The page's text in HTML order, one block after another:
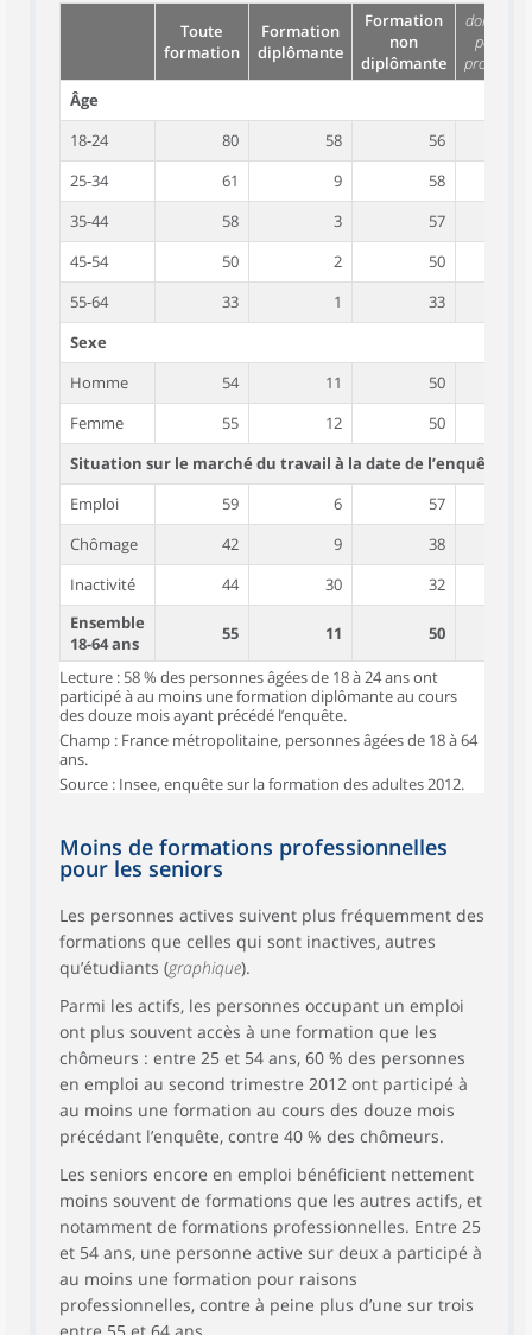
Toute
formation
Formation
diplômante
Formation
non
diplômante
dont
pour
Âge
18-24
80 58
56
25-34
61 9
58
35-44
58 3
57
45-54
50 2
50
55-64
33 1
33
Sexe
Homme
54 11
50
Femme
55 12
50
Situation sur le marché du travail à la date de l’enquête
Emploi
59 6
57
Chômage
42 9
38
Inactivité
44 30
32
Ensemble
18-64 ans
55 11 50
Lecture : 58 % des personnes âgées de 18 à 24 ans ont
participé à au moins une formation diplômante au cours
des douze mois ayant précédé l’enquête.
Champ : France métropolitaine, personnes âgées de 18 à 64
ans.
Source : Insee, enquête sur la formation des adultes 2012.
Moins de formations professionnelles
pour les seniors
Les personnes actives suivent plus fréquemment des
formations que celles qui sont inactives, autres
qu’étudiants (graphique).
Parmi les actifs, les personnes occupant un emploi
ont plus souvent accès à une formation que les
chômeurs : entre 25 et 54 ans, 60 % des personnes
en emploi au second trimestre 2012 ont participé à
au moins une formation au cours des douze mois
précédant l’enquête, contre 40 % des chômeurs.
Les seniors encore en emploi bénéficient nettement
moins souvent de formations que les autres actifs, et
notamment de formations professionnelles. Entre 25
et 54 ans, une personne active sur deux a participé à
au moins une formation pour raisons
professionnelles, contre à peine plus d’une sur trois
entre 55 et 64 ans.